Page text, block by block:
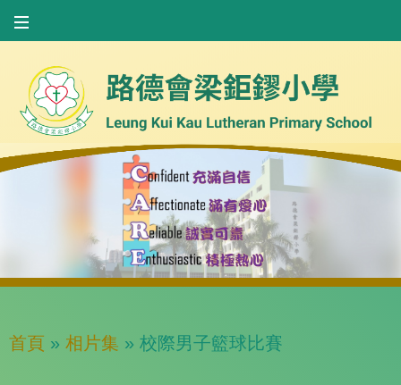
首頁 » 相片集 » 校際男子籃球比賽